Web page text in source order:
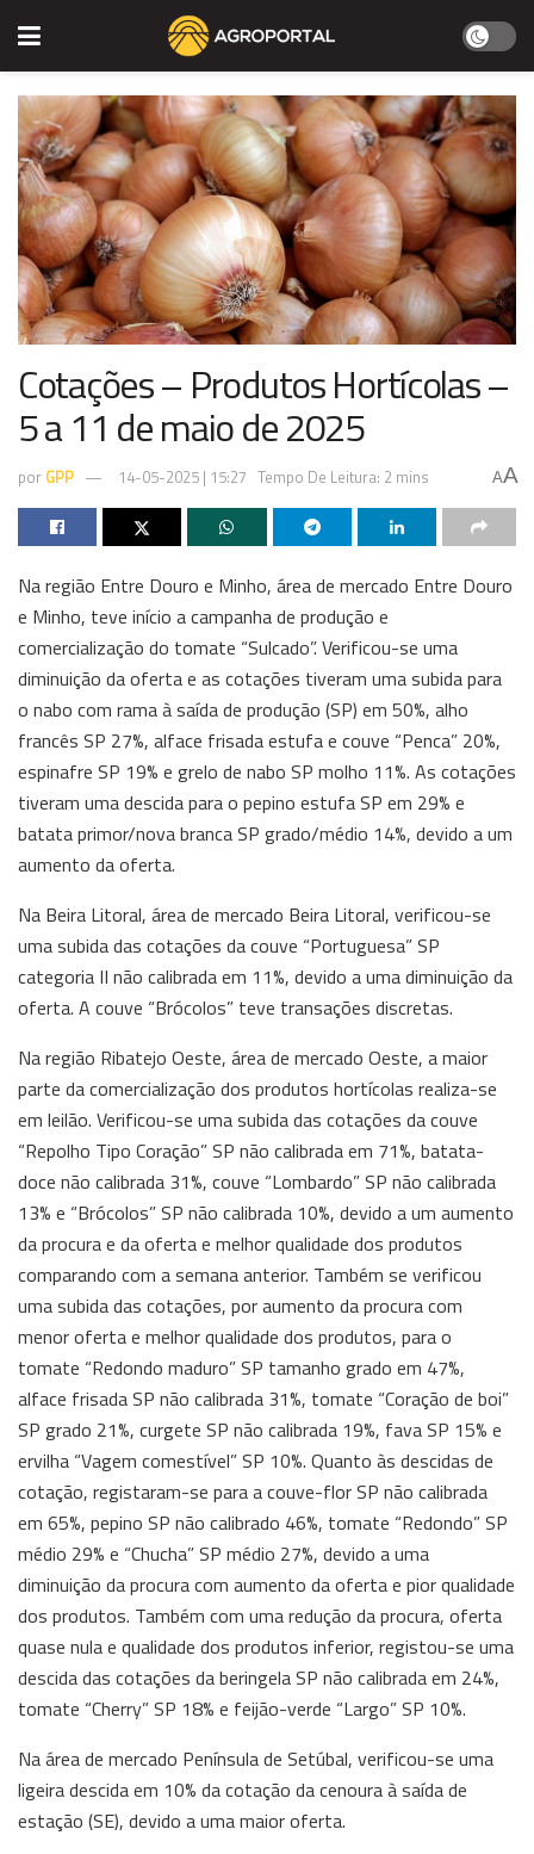
Cotações – Produtos Hortícolas –
5 a 11 de maio de 2025
por GPP 14-05-2025 | 15:27 Tempo De Leitura: 2 mins AA
Na região Entre Douro e Minho, área de mercado Entre Douro
e Minho, teve início a campanha de produção e
comercialização do tomate “Sulcado”. Verificou-se uma
diminuição da oferta e as cotações tiveram uma subida para
o nabo com rama à saída de produção (SP) em 50%, alho
francês SP 27%, alface frisada estufa e couve “Penca” 20%,
espinafre SP 19% e grelo de nabo SP molho 11%. As cotações
tiveram uma descida para o pepino estufa SP em 29% e
batata primor/nova branca SP grado/médio 14%, devido a um
aumento da oferta.
Na Beira Litoral, área de mercado Beira Litoral, verificou-se
uma subida das cotações da couve “Portuguesa” SP
categoria II não calibrada em 11%, devido a uma diminuição da
oferta. A couve “Brócolos” teve transações discretas.
Na região Ribatejo Oeste, área de mercado Oeste, a maior
parte da comercialização dos produtos hortícolas realiza-se
em leilão. Verificou-se uma subida das cotações da couve
“Repolho Tipo Coração” SP não calibrada em 71%, batata-
doce não calibrada 31%, couve “Lombardo” SP não calibrada
13% e “Brócolos” SP não calibrada 10%, devido a um aumento
da procura e da oferta e melhor qualidade dos produtos
comparando com a semana anterior. Também se verificou
uma subida das cotações, por aumento da procura com
menor oferta e melhor qualidade dos produtos, para o
tomate “Redondo maduro” SP tamanho grado em 47%,
alface frisada SP não calibrada 31%, tomate “Coração de boi”
SP grado 21%, curgete SP não calibrada 19%, fava SP 15% e
ervilha “Vagem comestível” SP 10%. Quanto às descidas de
cotação, registaram-se para a couve-flor SP não calibrada
em 65%, pepino SP não calibrado 46%, tomate “Redondo” SP
médio 29% e “Chucha” SP médio 27%, devido a uma
diminuição da procura com aumento da oferta e pior qualidade
dos produtos. Também com uma redução da procura, oferta
quase nula e qualidade dos produtos inferior, registou-se uma
descida das cotações da beringela SP não calibrada em 24%,
tomate “Cherry” SP 18% e feijão-verde “Largo” SP 10%.
Na área de mercado Península de Setúbal, verificou-se uma
ligeira descida em 10% da cotação da cenoura à saída de
estação (SE), devido a uma maior oferta.